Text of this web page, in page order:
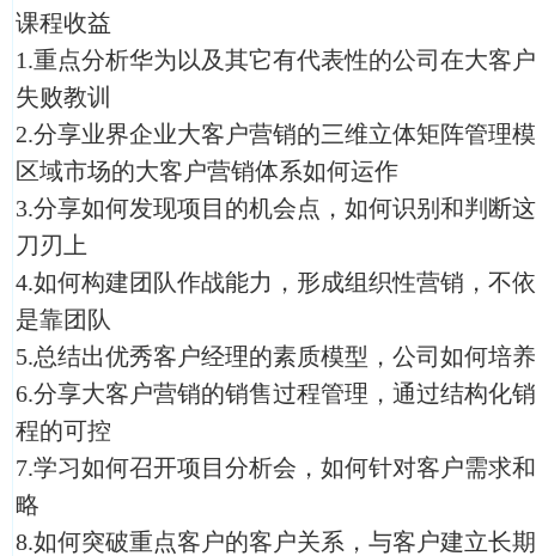
课程收益
1.重点分析华为以及其它有代表性的公司在大客
失败教训
2.分享业界企业大客户营销的三维立体矩阵管理
区域市场的大客户营销体系如何运作
3.分享如何发现项目的机会点，如何识别和判断
刀刃上
4.如何构建团队作战能力，形成组织性营销，不
是靠团队
5.总结出优秀客户经理的素质模型，公司如何培
6.分享大客户营销的销售过程管理，通过结构化
程的可控
7.学习如何召开项目分析会，如何针对客户需求
略
8.如何突破重点客户的客户关系，与客户建立长